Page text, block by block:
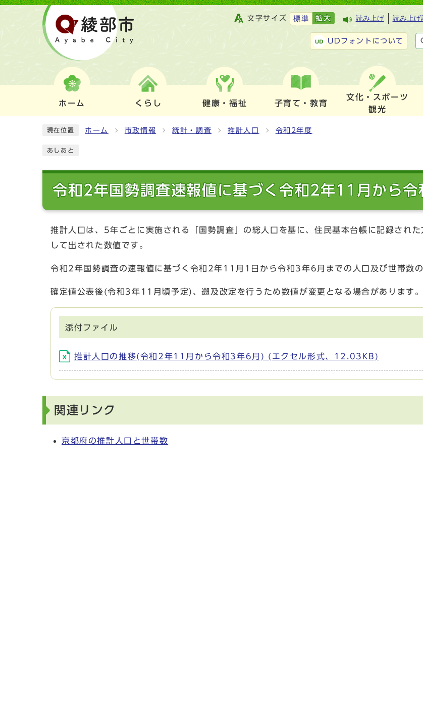
文字サイズ 標準 拡大 読み上げ 読み上げ
UDフォントについて
ホーム くらし 健康・福祉 子育て・教育
文化・スポーツ
観光
現在位置 ホーム 市政情報 統計・調査 推計人口 令和2年度
あしあと
令和2年国勢調査速報値に基づく令和2年11月から
推計人口は、5年ごとに実施される「国勢調査」の総人口を基に、住民基本台帳に記録された
して出された数値です。
令和2年国勢調査の速報値に基づく令和2年11月1日から令和3年6月までの人口及び世帯数の
確定値公表後(令和3年11月頃予定)、遡及改定を行うため数値が変更となる場合があります。
添付ファイル
推計人口の推移(令和2年11月から令和3年6月) (エクセル形式、12.03KB)
関連リンク
京都府の推計人口と世帯数